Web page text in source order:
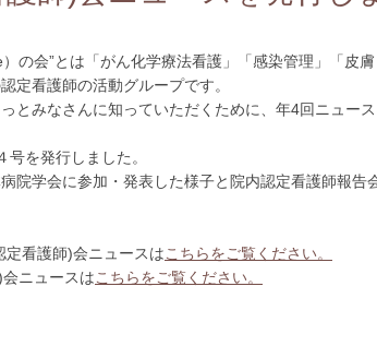
の会”とは「がん化学療法看護」「感染管理」「皮
定看護師の活動グループです。
とみなさんに知っていただくために、年4回ニュース
を発行しました。
院学会に参加・発表した様子と院内認定看護師報告
看護師)会ニュースはこちらをご覧ください。
ニュースはこちらをご覧ください。